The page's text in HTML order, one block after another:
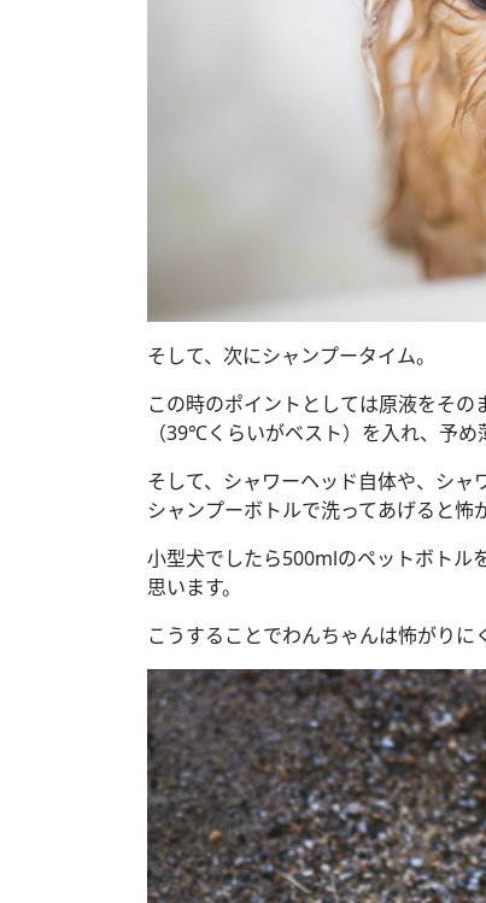
そして、次にシャンプータイム。
この時のポイントとしては原液をそ
（39℃くらいがベスト）を入れ、予め
そして、シャワーヘッド自体や、シ
シャンプーボトルで洗ってあげると
小型犬でしたら500mlのペットボトル
思います。
こうすることでわんちゃんは怖がりに